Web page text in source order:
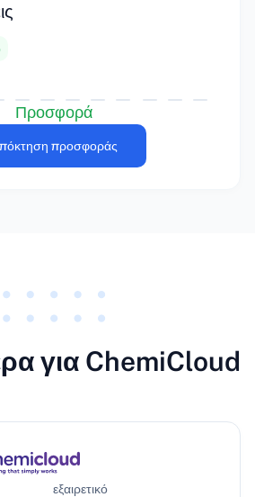
Προσφορά
προσφοράς
για ChemiCloud
εξαιρετικό